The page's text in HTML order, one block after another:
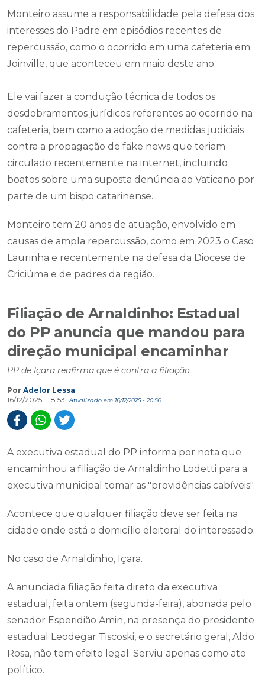
Monteiro assume a responsabilidade pela defesa dos
interesses do Padre em episódios recentes de
repercussão, como o ocorrido em uma cafeteria em
Joinville, que aconteceu em maio deste ano.
Ele vai fazer a condução técnica de todos os
desdobramentos jurídicos referentes ao ocorrido na
cafeteria, bem como a adoção de medidas judiciais
contra a propagação de fake news que teriam
circulado recentemente na internet, incluindo
boatos sobre uma suposta denúncia ao Vaticano por
parte de um bispo catarinense.
Monteiro tem 20 anos de atuação, envolvido em
causas de ampla repercussão, como em 2023 o Caso
Laurinha e recentemente na defesa da Diocese de
Criciúma e de padres da região.
Filiação de Arnaldinho: Estadual
do PP anuncia que mandou para
direção municipal encaminhar
PP de Içara reafirma que é contra a filiação
Por Adelor Lessa
16/12/2025 - 18:53
Atualizado em 16/12/2025 - 20:56
A executiva estadual do PP informa por nota que
encaminhou a filiação de Arnaldinho Lodetti para a
executiva municipal tomar as "providências cabíveis".
Acontece que qualquer filiação deve ser feita na
cidade onde está o domicílio eleitoral do interessado.
No caso de Arnaldinho, Içara.
A anunciada filiação feita direto da executiva
estadual, feita ontem (segunda-feira), abonada pelo
senador Esperidião Amin, na presença do presidente
estadual Leodegar Tiscoski, e o secretário geral, Aldo
Rosa, não tem efeito legal. Serviu apenas como ato
político.